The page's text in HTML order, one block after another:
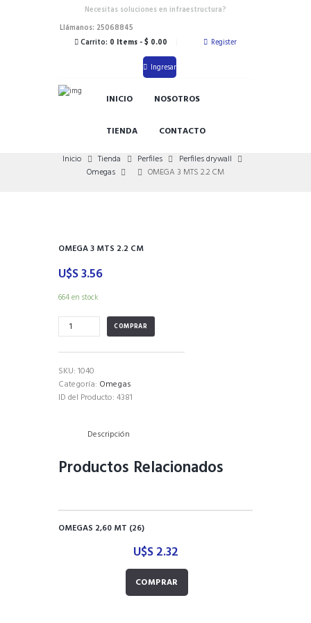
Necesitas soluciones en infraestructura?
Llámanos: 25068845
Carrito: 0 Items-$ 0.00 Register
Ingresar
INICIO NOSOTROS
TIENDA
CONTACTO
Inicio
Tienda Perfiles
Perfiles drywall
Omegas
OMEGA 3 MTS 2.2 CM
OMEGA 3 MTS 2.2 CM
U$S3.56
664 en stock
OMEGA
3
CM
cantidad
COMPRAR
SKU: 1040
Categoría: Omegas
ID del Producto: 4381
Descripción
Productos Relacionados
OMEGAS 2,60 MT (26)
U$S2.32
COMPRAR